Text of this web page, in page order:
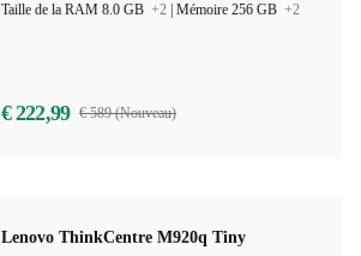
Taille de la RAM 8.0 GB +2 Mémoire 256 GB +2
€ 222,99 € 589 (Nouveau)
Lenovo ThinkCentre M920q Tiny